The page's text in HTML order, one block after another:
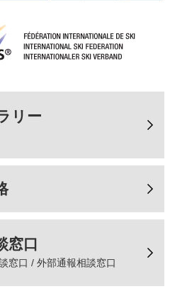
リー
窓口
窓口 / 外部通報相談窓口